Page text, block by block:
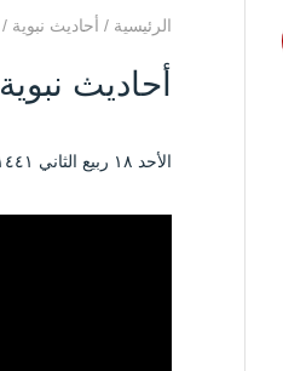
الرئيسية / أحاديث نبوية /
أحاديث نبوية 8
الأحد ۱۸ ربيع الثاني ۱٤٤۱ هـ الموافق ۱۵ ديسمبر ۲۰۱۹ مـ |